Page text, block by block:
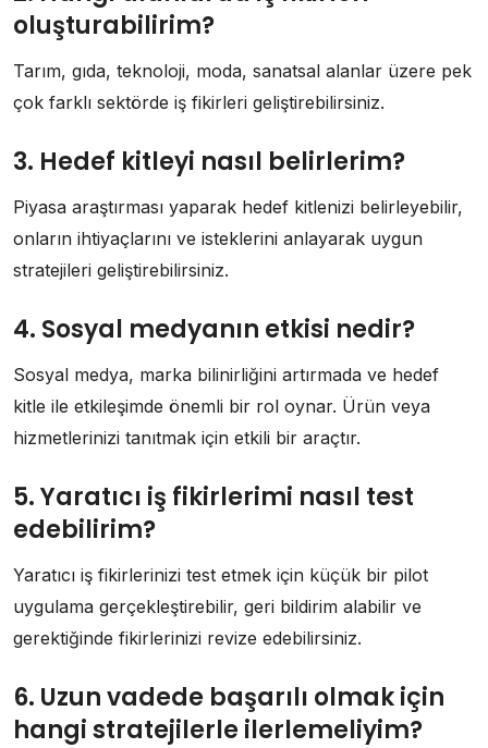
oluşturabilirim?
Tarım, gıda, teknoloji, moda, sanatsal alanlar üzere pek
çok farklı sektörde iş fikirleri geliştirebilirsiniz.
3. Hedef kitleyi nasıl belirlerim?
Piyasa araştırması yaparak hedef kitlenizi belirleyebilir,
onların ihtiyaçlarını ve isteklerini anlayarak uygun
stratejileri geliştirebilirsiniz.
4. Sosyal medyanın etkisi nedir?
Sosyal medya, marka bilinirliğini artırmada ve hedef
kitle ile etkileşimde önemli bir rol oynar. Ürün veya
hizmetlerinizi tanıtmak için etkili bir araçtır.
5. Yaratıcı iş fikirlerimi nasıl test
edebilirim?
Yaratıcı iş fikirlerinizi test etmek için küçük bir pilot
uygulama gerçekleştirebilir, geri bildirim alabilir ve
gerektiğinde fikirlerinizi revize edebilirsiniz.
6. Uzun vadede başarılı olmak için
hangi stratejilerle ilerlemeliyim?